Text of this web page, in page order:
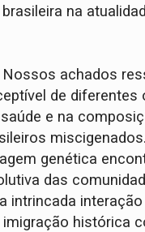
na
Nossos achados
de diferentes
e na
genética
das
intrincada
histórica